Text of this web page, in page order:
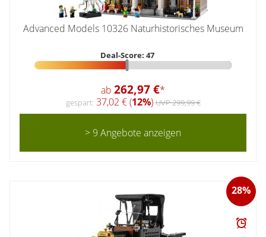
Advanced Models 10326 Naturhistorisches Museum
Deal-Score: 47
ab 262,97 €*
gespart: 37,02 € (12%)UVP 299,99 €
> 9 Angebote anzeigen
28%